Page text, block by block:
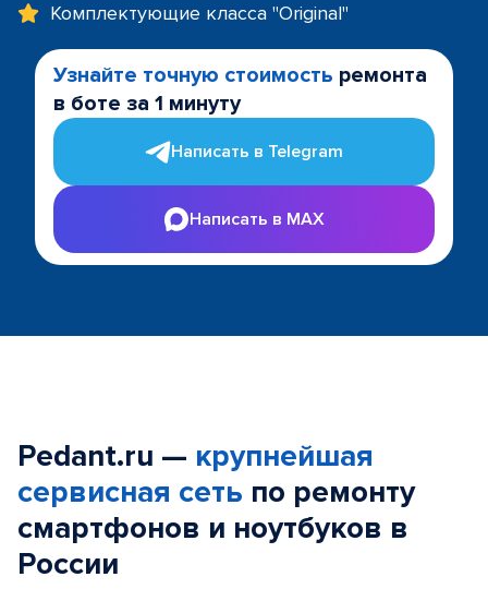
Комплектующие класса "Original"
Узнайте точную стоимость ремонта
в боте за 1 минуту
Написать в Telegram
Написать в MAX
Pedant.ru — крупнейшая
сервисная сеть по ремонту
смартфонов и ноутбуков в
России